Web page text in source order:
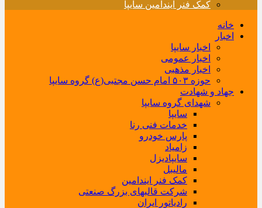
کمک فنر ایندامین سایپا
خانه
اخبار
اخبار سایپا
اخبار عمومی
اخبار مذهبی
حوزه ۵۰۳ امام حسن مجتبی(ع) گروه سایپا
جهاد و شهادت
شهدای گروه سایپا
سایپا
خدمات فنی رنا
پارس خودرو
زامیاد
سایپادیزل
مالیبل
کمک فنر ایندامین
شرکت قالبهای بزرگ صنعتی
رادیاتور ایران